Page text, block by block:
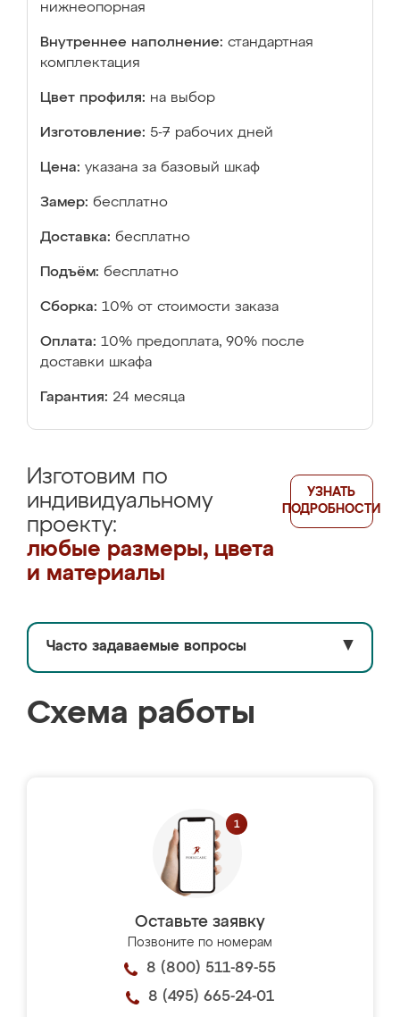
нижнеопорная
Внутреннее наполнение: стандартная
комплектация
Цвет профиля: на выбор
Изготовление: 5-7 рабочих дней
Цена: указана за базовый шкаф
Замер: бесплатно
Доставка: бесплатно
Подъём: бесплатно
Сборка: 10% от стоимости заказа
Оплата: 10% предоплата, 90% после
доставки шкафа
Гарантия: 24 месяца
Изготовим по
индивидуальному
проекту:
любые размеры, цвета
и материалы
УЗНАТЬ
ПОДРОБНОСТИ
Часто задаваемые вопросы ▼
Схема работы
Оставьте заявку
Позвоните по номерам
8 (800) 511-89-55
8 (495) 665-24-01